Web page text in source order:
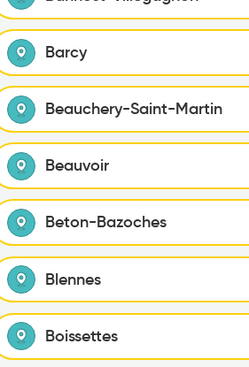
Barcy
Beauchery-Saint-Martin
Beauvoir
Beton-Bazoches
Blennes
Boissettes